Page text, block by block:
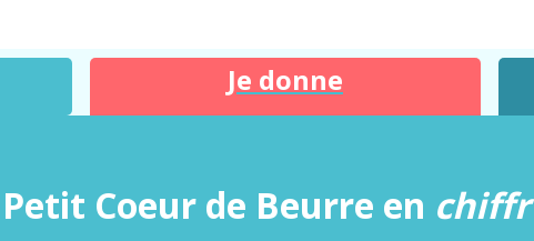
Je donne
Petit Coeur de Beurre en